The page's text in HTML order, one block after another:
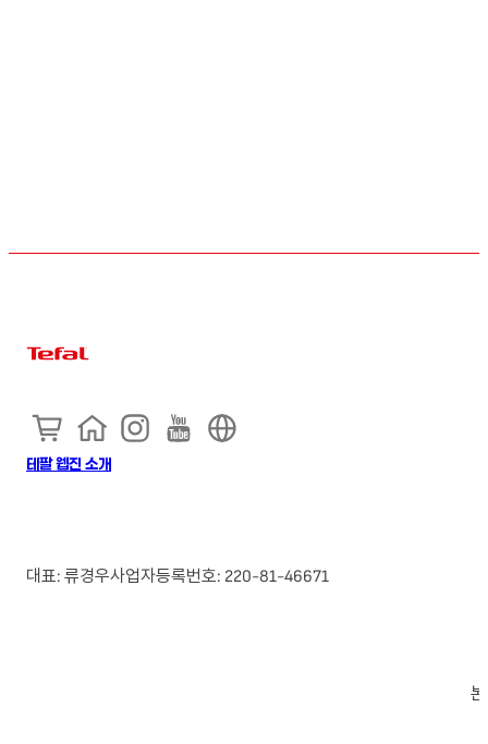
테팔 웹진 소개
대표: 류경우사업자등록번호: 220-81-46671